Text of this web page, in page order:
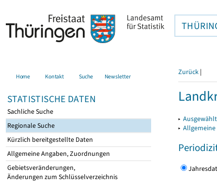
Home Kontakt Suche Newsletter
STATISTISCHE DATEN
Sachliche Suche
Regionale Suche
Kürzlich bereitgestellte Daten
Allgemeine Angaben, Zuordnungen
Gebietsveränderungen,
Änderungen zum Schlüsselverzeichnis
Zurück |
▸
▸